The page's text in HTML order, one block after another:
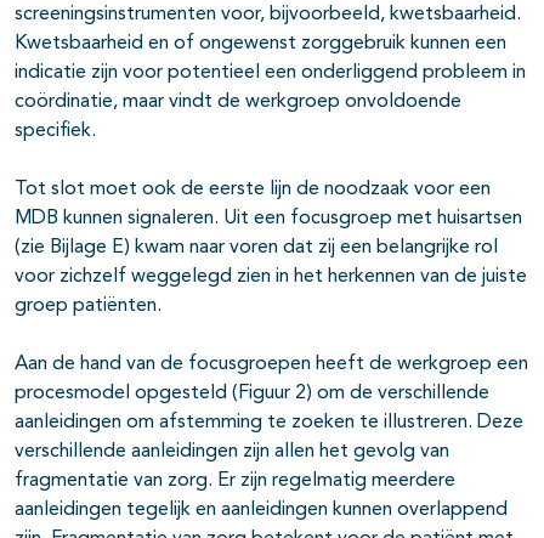
screeningsinstrumenten voor, bijvoorbeeld, kwetsbaarheid.
Kwetsbaarheid en of ongewenst zorggebruik kunnen een
indicatie zijn voor potentieel een onderliggend probleem in
coördinatie, maar vindt de werkgroep onvoldoende
specifiek.
Tot slot moet ook de eerste lijn de noodzaak voor een
MDB kunnen signaleren. Uit een focusgroep met huisartsen
(zie Bijlage E) kwam naar voren dat zij een belangrijke rol
voor zichzelf weggelegd zien in het herkennen van de juiste
groep patiënten.
Aan de hand van de focusgroepen heeft de werkgroep een
procesmodel opgesteld (Figuur 2) om de verschillende
aanleidingen om afstemming te zoeken te illustreren. Deze
verschillende aanleidingen zijn allen het gevolg van
fragmentatie van zorg. Er zijn regelmatig meerdere
aanleidingen tegelijk en aanleidingen kunnen overlappend